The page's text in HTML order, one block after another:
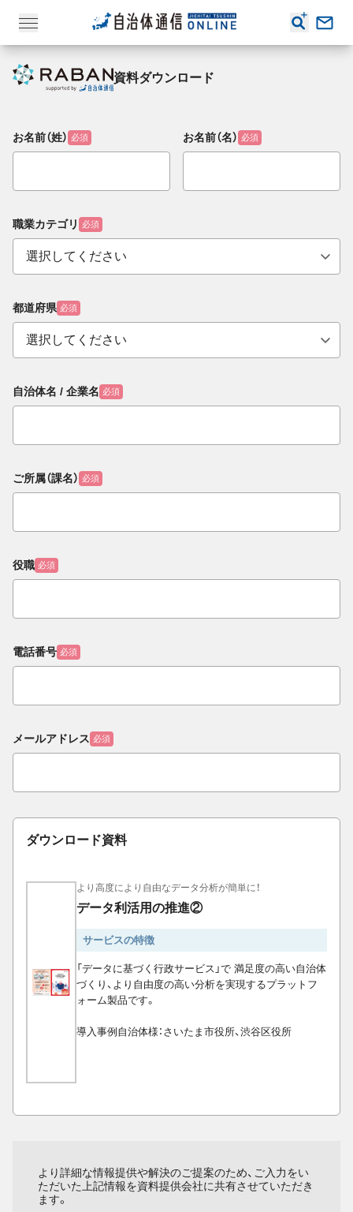
資料ダウンロード
お名前（姓） 必須 お名前（名） 必須
職業カテゴリ 必須
都道府県 必須
自治体名 / 企業名 必須
ご所属（課名） 必須
役職 必須
電話番号 必須
メールアドレス 必須
ダウンロード資料
より高度により自由なデータ分析が簡単に！
データ利活用の推進②
サービスの特徴
「データに基づく行政サービス」で 満足度の高い自治体
づくり、より自由度の高い分析を実現するプラットフ
ォーム製品です。
導入事例自治体様：さいたま市役所、渋谷区役所
より詳細な情報提供や解決のご提案のため、ご入力をい
ただいた上記情報を資料提供会社に共有させていただき
ます。